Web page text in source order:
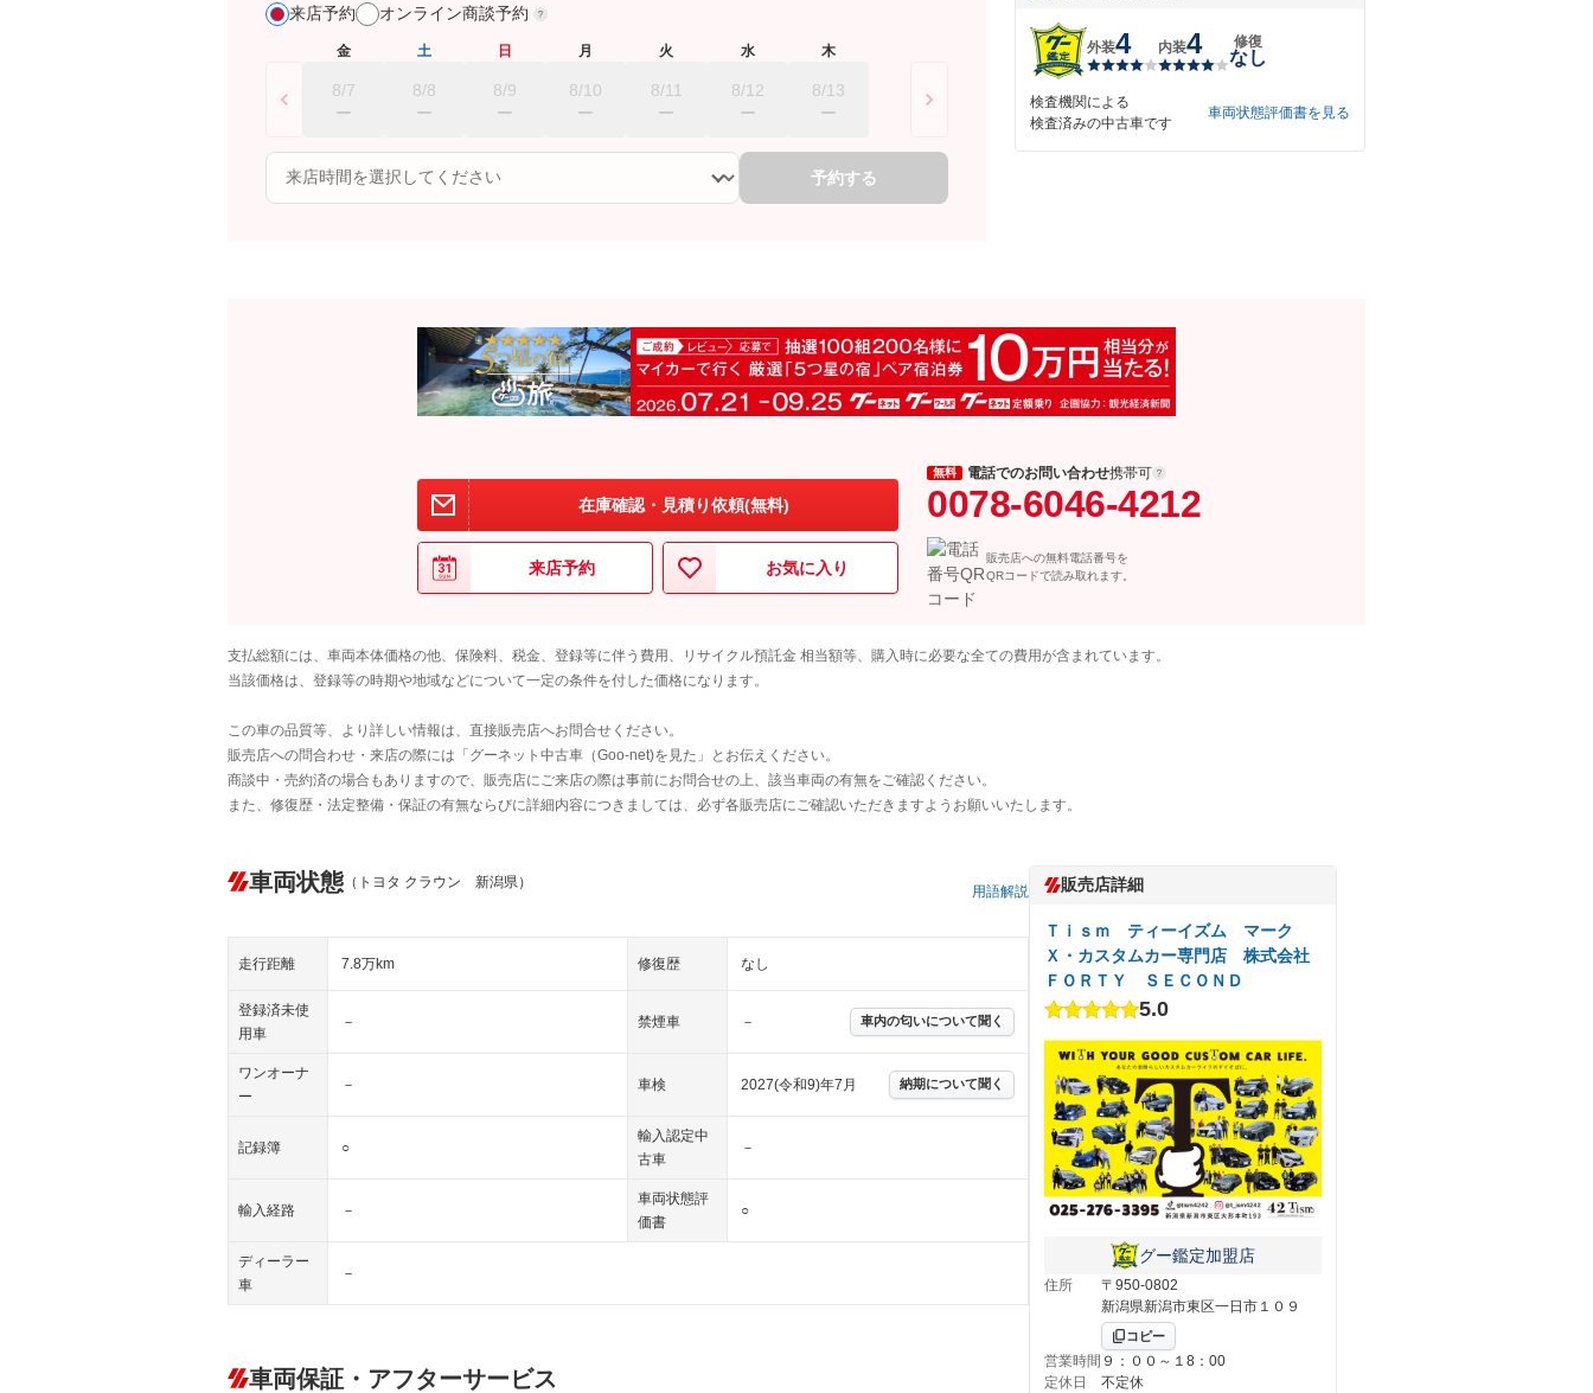
来店予約 オンライン商談予約
金
8/7
土
8/8
日
8/9
月
8/10
火
8/11
水
8/12
木
8/13
予約する
外装4 内装4 修復
なし
検査機関による
検査済みの中古車です
車両状態評価書を見る
在庫確認・見積り依頼(無料)
来店予約 お気に入り
無料 電話でのお問い合わせ携帯可
0078-6046-4212
販売店への無料電話番号を
QRコードで読み取れます。
支払総額には、車両本体価格の他、保険料、税金、登録等に伴う費用、リサイクル預託金 相当額等、購入時に必要な全ての費用が含まれています。
当該価格は、登録等の時期や地域などについて一定の条件を付した価格になります。
この車の品質等、より詳しい情報は、直接販売店へお問合せください。
販売店への問合わせ・来店の際には「グーネット中古車（Goo-net)を見た」とお伝えください。
商談中・売約済の場合もありますので、販売店にご来店の際は事前にお問合せの上、該当車両の有無をご確認ください。
また、修復歴・法定整備・保証の有無ならびに詳細内容につきましては、必ず各販売店にご確認いただきますようお願いいたします。
車両状態 （トヨタ クラウン 新潟県）
用語解説
走行距離 7.8万km 修復歴 なし
登録済未使
用車
－ 禁煙車 － 車内の匂いについて聞く
ワンオーナ
ー
－ 車検 2027(令和9)年7月 納期について聞く
記録簿 ○
輸入認定中
古車
－
輸入経路 －
車両状態評
価書
○
ディーラー
車
－
車両保証・アフターサービス
販売店詳細
Ｔｉｓｍ ティーイズム マーク
Ｘ・カスタムカー専門店 株式会社
ＦＯＲＴＹ ＳＥＣＯＮＤ
5.0
グー鑑定加盟店
住所
〒950-0802
新潟県新潟市東区一日市１０９
コピー
営業時間 ９：００～１8：00
定休日
不定休